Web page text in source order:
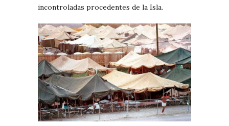
incontroladas procedentes de la Isla.